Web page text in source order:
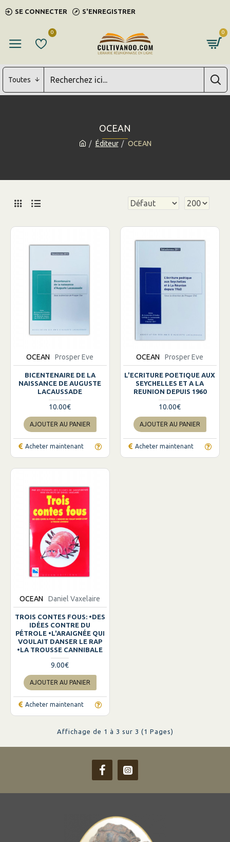
SE CONNECTER S'ENREGISTRER
0 0
Toutes
Éditeur OCEAN
OCEAN
OCEAN Prosper Eve
BICENTENAIRE DE LA
NAISSANCE DE AUGUSTE
LACAUSSADE
10.00€
AJOUTER AU PANIER
Acheter maintenant
OCEAN Prosper Eve
L'ECRITURE POETIQUE AUX
SEYCHELLES ET A LA
REUNION DEPUIS 1960
10.00€
AJOUTER AU PANIER
Acheter maintenant
OCEAN Daniel Vaxelaire
TROIS CONTES FOUS: •DES
IDÉES CONTRE DU
PÉTROLE •L'ARAIGNÉE QUI
VOULAIT DANSER LE RAP
•LA TROUSSE CANNIBALE
9.00€
AJOUTER AU PANIER
Acheter maintenant
Affichage de 1 à 3 sur 3 (1 Pages)